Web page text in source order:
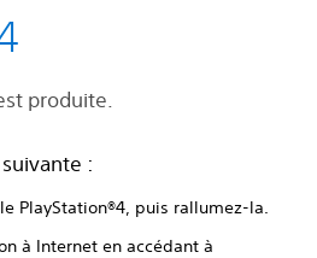
produite.
:
PlayStation®4, puis rallumez-la.
à Internet en accédant à